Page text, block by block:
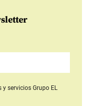
y serviciosGrupo EL